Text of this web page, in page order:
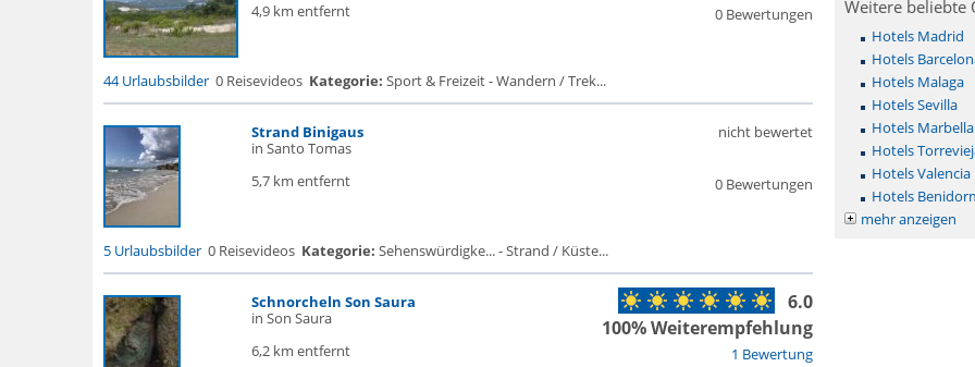
4,9 km entfernt
0 Bewertungen
44 Urlaubsbilder 0 Reisevideos Kategorie: Sport & Freizeit - Wandern / Trek...
Strand Binigaus
in Santo Tomas
5,7 km entfernt
0 Bewertungen
nicht bewertet
5 Urlaubsbilder 0 Reisevideos Kategorie: Sehenswürdigke... - Strand / Küste...
Schnorcheln Son Saura
in Son Saura
6,2 km entfernt
1 Bewertung
6.0
100% Weiterempfehlung
Weitere beliebte
Hotels Madrid
Hotels
Hotels Malaga
Hotels Sevilla
Hotels Marbella
Hotels
Hotels Valencia
Hotels
mehr anzeigen